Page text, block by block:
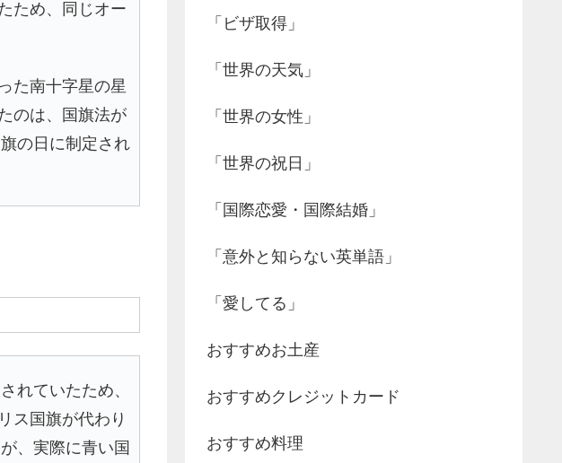
ため、同じオー
た南十字星の星
のは、国旗法が
の日に制定され
れていたため、
ス国旗が代わり
、実際に青い国
「ビザ取得」
「世界の天気」
「世界の女性」
「世界の祝日」
「国際恋愛・国際結婚」
「意外と知らない英単語」
「愛してる」
おすすめお土産
おすすめクレジットカード
おすすめ料理